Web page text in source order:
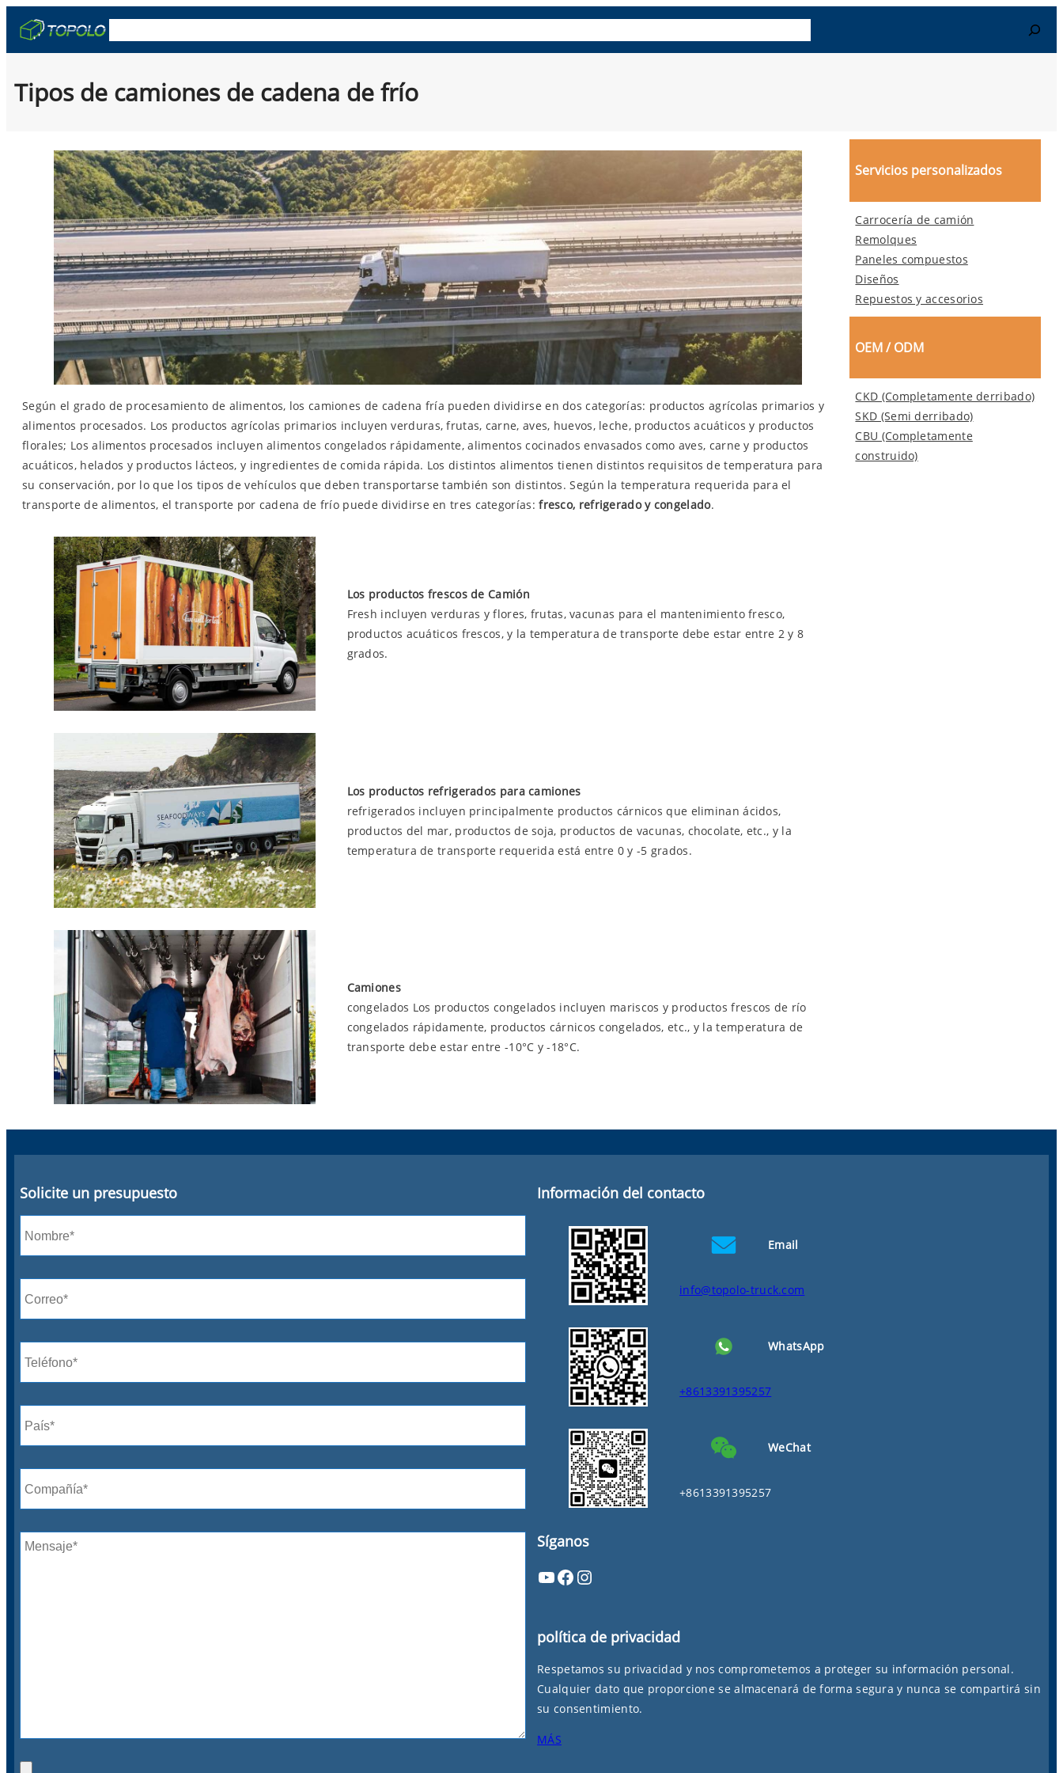
content
Search
Tipos de camiones de cadena de frío
Según el grado de procesamiento de alimentos, los camiones de cadena fría pueden dividirse en dos categorías: productos agrícolas primarios y
alimentos procesados. Los productos agrícolas primarios incluyen verduras, frutas, carne, aves, huevos, leche, productos acuáticos y productos
florales; Los alimentos procesados incluyen alimentos congelados rápidamente, alimentos cocinados envasados como aves, carne y productos
acuáticos, helados y productos lácteos, y ingredientes de comida rápida. Los distintos alimentos tienen distintos requisitos de temperatura para
su conservación, por lo que los tipos de vehículos que deben transportarse también son distintos. Según la temperatura requerida para el
transporte de alimentos, el transporte por cadena de frío puede dividirse en tres categorías:fresco, refrigerado y congelado.
Los productos frescos de Camión
Fresh incluyen verduras y flores, frutas, vacunas para el mantenimiento fresco,
productos acuáticos frescos, y la temperatura de transporte debe estar entre 2 y 8
grados.
Los productos refrigerados para camiones
refrigerados incluyen principalmente productos cárnicos que eliminan ácidos,
productos del mar, productos de soja, productos de vacunas, chocolate, etc., y la
temperatura de transporte requerida está entre 0 y -5 grados.
Camiones
congelados Los productos congelados incluyen mariscos y productos frescos de río
congelados rápidamente, productos cárnicos congelados, etc., y la temperatura de
transporte debe estar entre -10°C y -18°C.
Servicios personalizados
Carrocería de camión
Remolques
Paneles compuestos
Diseños
Repuestos y accesorios
OEM / ODM
CKD (Completamente derribado)
SKD (Semi derribado)
CBU (Completamente
construido)
Solicite un presupuesto Información del contacto
Email
info@topolo-truck.com
WhatsApp
+8613391395257
WeChat
+8613391395257
Síganos
YouTube Facebook Instagram
política de privacidad
Respetamos su privacidad y nos comprometemos a proteger su información personal.
Cualquier dato que proporcione se almacenará de forma segura y nunca se compartirá sin
su consentimiento.
MÁS